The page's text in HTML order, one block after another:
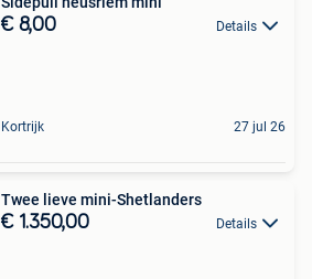
€ 8,00 Details
Kortrijk 27 jul 26
Twee lieve mini-Shetlanders
€ 1.350,00 Details